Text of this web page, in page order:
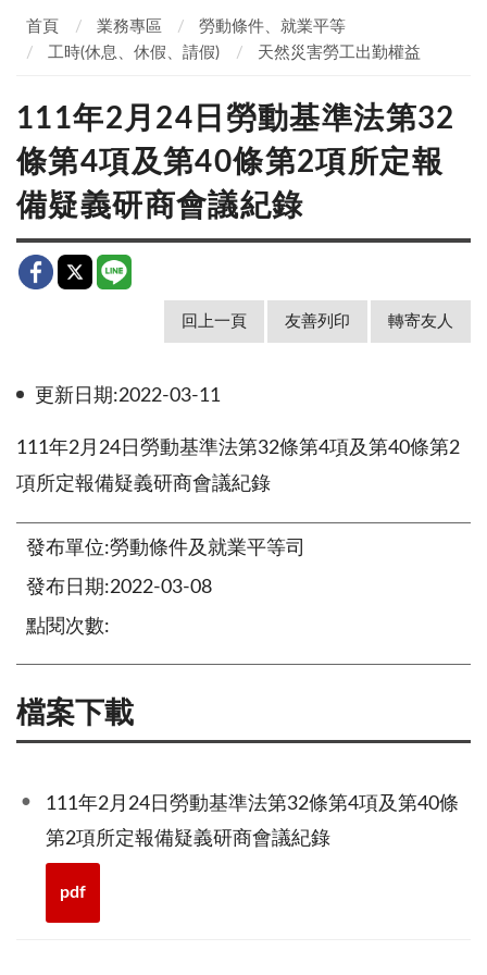
首頁 業務專區
勞動條件、就業平等
工時(休息、休假、請假)
天然災害勞工出勤權益
111年2月24日勞動基準法第32
條第4項及第40條第2項所定報
備疑義研商會議紀錄
回上一頁 友善列印 轉寄友人
更新日期:2022-03-11
111年2月24日勞動基準法第32條第4項及第40條第2
項所定報備疑義研商會議紀錄
發布單位:勞動條件及就業平等司
發布日期:2022-03-08
點閱次數:
檔案下載
111年2月24日勞動基準法第32條第4項及第40條
第2項所定報備疑義研商會議紀錄
pdf